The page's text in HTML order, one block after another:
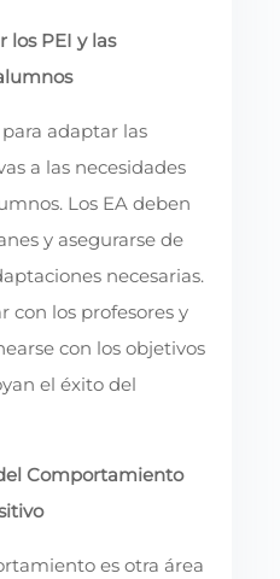
los PEI y las
adaptar las
a las necesidades
Los EA deben
y asegurarse de
necesarias.
con los profesores y
con los objetivos
el éxito del
Comportamiento
es otra área